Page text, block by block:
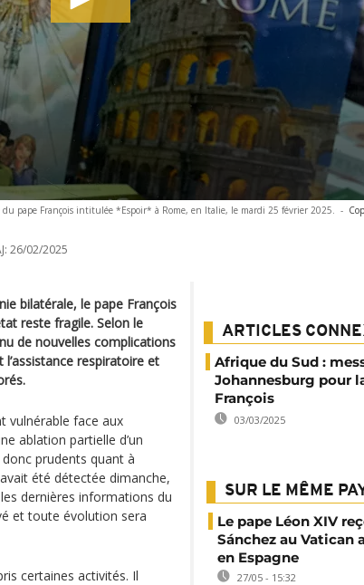
pape François intitulée *Espoir* à Rome, en Italie, le mardi 25 février 2025. -
26/02/2025
bilatérale, le pape François
reste fragile. Selon le
de nouvelles complications
respiratoire et
vulnérable face aux
ablation partielle d’un
prudents quant à
été détectée dimanche,
dernières informations du
et toute évolution sera
certaines activités. Il
ARTICLES
Afrique du Sud :
Johannesburg pour
François
03/03/2025
SUR LE MÊME
Le pape Léon XIV
Sánchez au Vatican
en Espagne
27/05 - 15:32